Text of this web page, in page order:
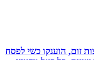
הוענקו כשי לפסח